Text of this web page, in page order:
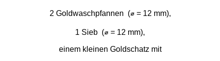
2 Goldwaschpfannen (⌀ = 12 mm),
1 Sieb (⌀ = 12 mm),
einem kleinen Goldschatz mit